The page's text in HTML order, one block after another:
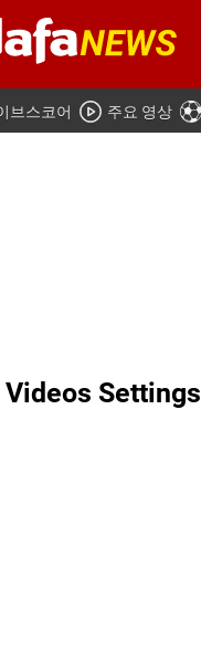
브스코어 주요 영상
Settings